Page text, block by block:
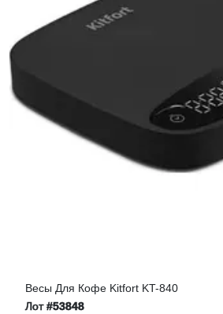
Весы Для Кофе Kitfort KT-840
Лот#53848